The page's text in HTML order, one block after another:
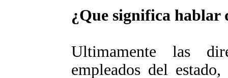
¿Que significa
Ultimamente las
empleados del